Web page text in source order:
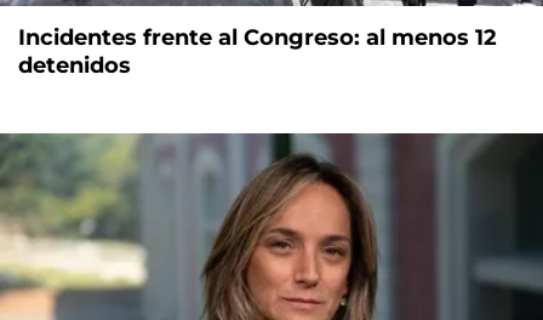
Incidentes frente al Congreso: al menos 12
detenidos